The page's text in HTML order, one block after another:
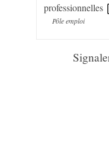
professionnelles
Pôle emploi